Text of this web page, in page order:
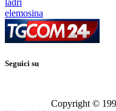
ladri
elemosina
Seguici su
Copyright ©